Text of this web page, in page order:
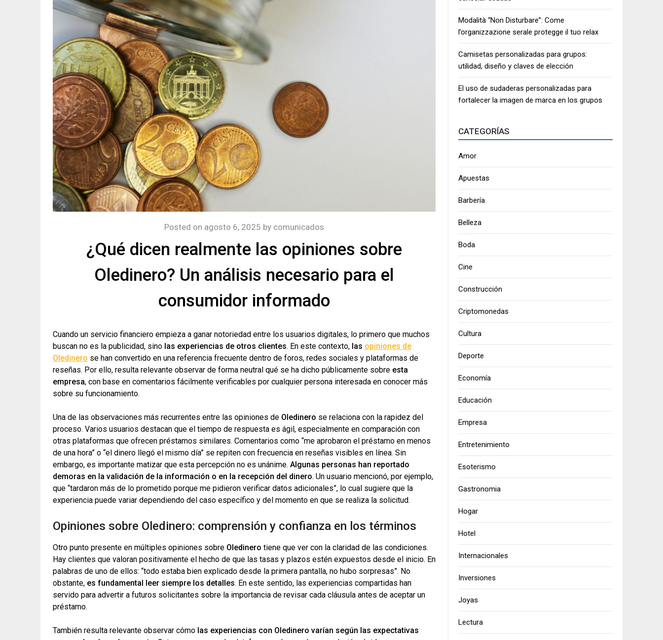
¿Qué dicen realmente las opiniones sobre
Oledinero? Un análisis necesario para el
consumidor informado
Posted on agosto 6, 2025 by comunicados
Cuando un servicio financiero empieza a ganar notoriedad entre los usuarios digitales, lo primero que muchos
buscan no es la publicidad, sino las experiencias de otros clientes. En este contexto, las opiniones de
Oledinero se han convertido en una referencia frecuente dentro de foros, redes sociales y plataformas de
reseñas. Por ello, resulta relevante observar de forma neutral qué se ha dicho públicamente sobre esta
empresa, con base en comentarios fácilmente verificables por cualquier persona interesada en conocer más
sobre su funcionamiento.
Una de las observaciones más recurrentes entre las opiniones de Oledinero se relaciona con la rapidez del
proceso. Varios usuarios destacan que el tiempo de respuesta es ágil, especialmente en comparación con
otras plataformas que ofrecen préstamos similares. Comentarios como “me aprobaron el préstamo en menos
de una hora” o “el dinero llegó el mismo día” se repiten con frecuencia en reseñas visibles en línea. Sin
embargo, es importante matizar que esta percepción no es unánime. Algunas personas han reportado
demoras en la validación de la información o en la recepción del dinero. Un usuario mencionó, por ejemplo,
que “tardaron más de lo prometido porque me pidieron verificar datos adicionales”, lo cual sugiere que la
experiencia puede variar dependiendo del caso específico y del momento en que se realiza la solicitud.
Opiniones sobre Oledinero: comprensión y confianza en los términos
Otro punto presente en múltiples opiniones sobre Oledinero tiene que ver con la claridad de las condiciones.
Hay clientes que valoran positivamente el hecho de que las tasas y plazos estén expuestos desde el inicio. En
palabras de uno de ellos: “todo estaba bien explicado desde la primera pantalla, no hubo sorpresas”. No
obstante, es fundamental leer siempre los detalles. En este sentido, las experiencias compartidas han
servido para advertir a futuros solicitantes sobre la importancia de revisar cada cláusula antes de aceptar un
préstamo.
También resulta relevante observar cómo las experiencias con Oledinero varían según las expectativas
Modalità “Non Disturbare”: Come
l’organizzazione serale protegge il tuo relax
Camisetas personalizadas para grupos:
utilidad, diseño y claves de elección
El uso de sudaderas personalizadas para
fortalecer la imagen de marca en los grupos
CATEGORÍAS
Amor
Apuestas
Barbería
Belleza
Boda
Cine
Construcción
Criptomonedas
Cultura
Deporte
Economía
Educación
Empresa
Entretenimiento
Esoterismo
Gastronomia
Hogar
Hotel
Internacionales
Inversiones
Joyas
Lectura